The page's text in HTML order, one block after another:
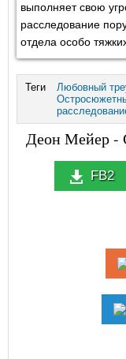
выполняет свою
расследование
отдела особо
Теги Любовный
Деон Мейер -
FB2